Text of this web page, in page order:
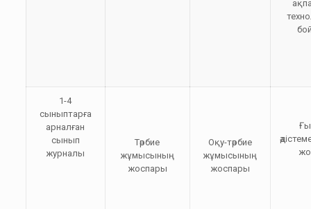
1-4
сыныптарға
арналған
сынып
журналы
Тәрбие
жұмысының
жоспары
Оқу-тәрбие
жұмысының
жоспары